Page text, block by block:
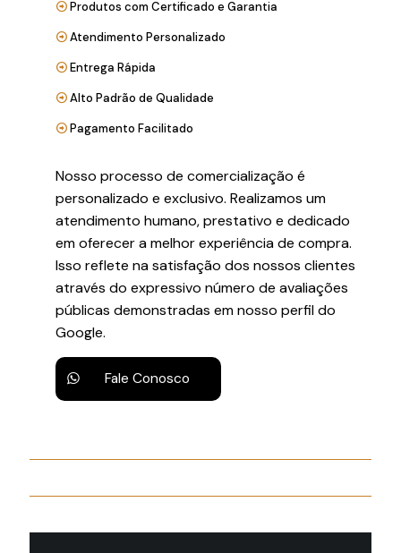
Produtos com Certificado e Garantia
Atendimento Personalizado
Entrega Rápida
Alto Padrão de Qualidade
Pagamento Facilitado
Nosso processo de comercialização é
personalizado e exclusivo. Realizamos um
atendimento humano, prestativo e dedicado
em oferecer a melhor experiência de compra.
Isso reflete na satisfação dos nossos clientes
através do expressivo número de avaliações
públicas demonstradas em nosso perfil do
Google.
Fale Conosco